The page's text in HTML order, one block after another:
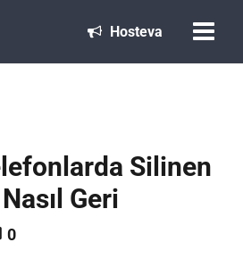
Hosteva
Silinen
Geri
0